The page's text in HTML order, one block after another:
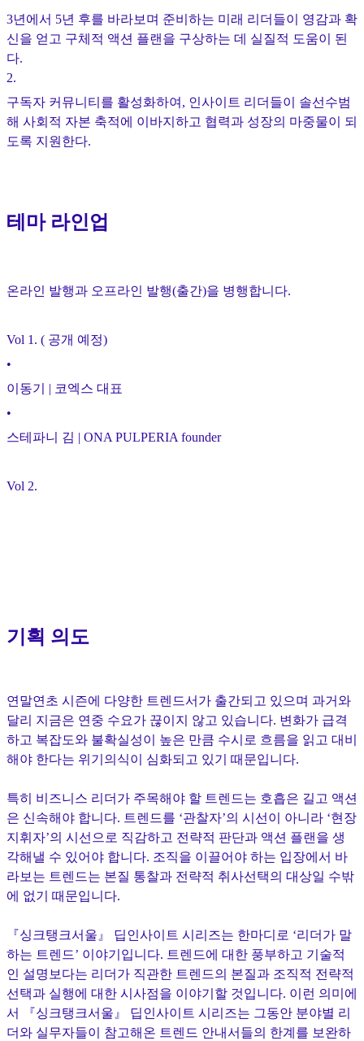
3년에서 5년 후를 바라보며 준비하는 미래 리더들이 영감과 확
신을 얻고 구체적 액션 플랜을 구상하는 데 실질적 도움이 된
다.
2.
구독자 커뮤니티를 활성화하여, 인사이트 리더들이 솔선수범
해 사회적 자본 축적에 이바지하고 협력과 성장의 마중물이 되
도록 지원한다.
테마 라인업
온라인 발행과 오프라인 발행(출간)을 병행합니다.
Vol 1. ( 공개 예정)
•
이동기 | 코엑스 대표
•
스테파니 김 | ONA PULPERIA founder
Vol 2.
기획 의도
연말연초 시즌에 다양한 트렌드서가 출간되고 있으며 과거와
달리 지금은 연중 수요가 끊이지 않고 있습니다. 변화가 급격
하고 복잡도와 불확실성이 높은 만큼 수시로 흐름을 읽고 대비
해야 한다는 위기의식이 심화되고 있기 때문입니다.
특히 비즈니스 리더가 주목해야 할 트렌드는 호흡은 길고 액션
은 신속해야 합니다. 트렌드를 ‘관찰자’의 시선이 아니라 ‘현장
지휘자’의 시선으로 직감하고 전략적 판단과 액션 플랜을 생
각해낼 수 있어야 합니다. 조직을 이끌어야 하는 입장에서 바
라보는 트렌드는 본질 통찰과 전략적 취사선택의 대상일 수밖
에 없기 때문입니다.
『싱크탱크서울』 딥인사이트 시리즈는 한마디로 ‘리더가 말
하는 트렌드’ 이야기입니다. 트렌드에 대한 풍부하고 기술적
인 설명보다는 리더가 직관한 트렌드의 본질과 조직적 전략적
선택과 실행에 대한 시사점을 이야기할 것입니다. 이런 의미에
서 『싱크탱크서울』 딥인사이트 시리즈는 그동안 분야별 리
더와 실무자들이 참고해온 트렌드 안내서들의 한계를 보완하